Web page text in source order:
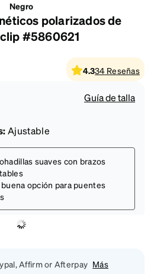
Negro
polarizados de
#5860621
4.334 Reseñas
Guía de talla
Ajustable
suaves con brazos
buena opción para puentes
Affirm or Afterpay Más